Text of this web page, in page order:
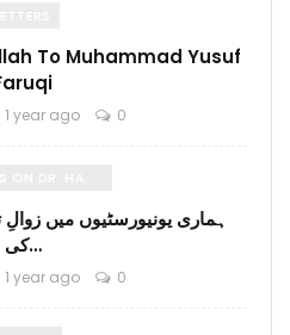
To Muhammad Yusuf
1 year ago 0
ہماری یونیورسٹیوں میں
کی…
1 year ago 0